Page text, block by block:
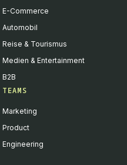
E-Commerce
Automobil
Reise & Tourismus
Medien & Entertainment
B2B
TEAMS
Marketing
Product
Engineering